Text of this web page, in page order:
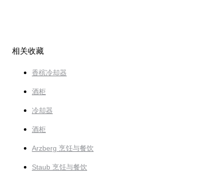
相关收藏
香槟冷却器
酒柜
冷却器
酒柜
Arzberg 烹饪与餐饮
Staub 烹饪与餐饮